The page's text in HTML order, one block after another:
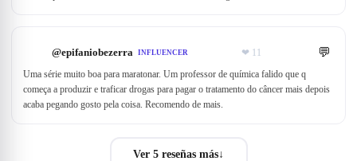
@epifaniobezerra INFLUENCER ❤ 11 💬
Uma série muito boa para maratonar. Um professor de química falido que q
começa a produzir e traficar drogas para pagar o tratamento do câncer mais depois
acaba pegando gosto pela coisa. Recomendo de mais.
Ver 5 reseñas más↓